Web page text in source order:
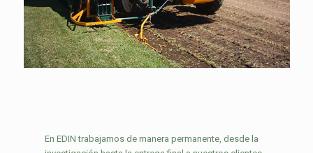
En EDIN trabajamos de manera permanente, desde la